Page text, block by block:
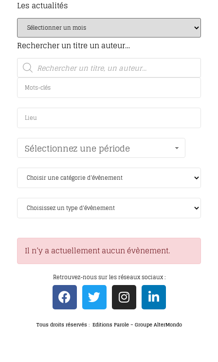
Les actualités
Rechercher un titre un auteur…
Sélectionnez une période
Il n’y a actuellement aucun évènement.
Retrouvez-nous sur les réseaux sociaux :
Tous droits réservés : Editions Parole – Groupe AlterMondo